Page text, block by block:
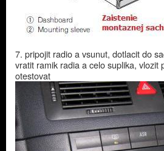
7. pripojit radio a vsunut, dotlacit do
vratit ramik radia a celo suplika,
otestovat